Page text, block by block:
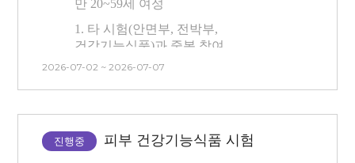
- 본 시험은 시술(프락셀) 후 시험제품
적용에 따른 효과를 확인하는
시험이므로, 시술 후 처치(진정, 관리
등)는 진행하지 않습니다.
- 센터 내 대기 시간 동안은 시술 전·후
(Half-test)
- 매 방문 시안면부에 가압(물리적
자극)이 진행됩니다. (가압 시 통증이
동반될 수 있습니다.
- 전류가 흐르는 시술이므로 내원 시
탈락 처리됩니다.)
만 20~59세 여성
1. 타 시험(안면부, 전박부,
건강기능식품)과 중복 참여
불가능합니다.
2. 본인 부주의(눈썹 문신, 속눈썹 펌,
어렵습니다.
2026-07-02 ~ 2026-07-07
진행중 피부 건강기능식품 시험